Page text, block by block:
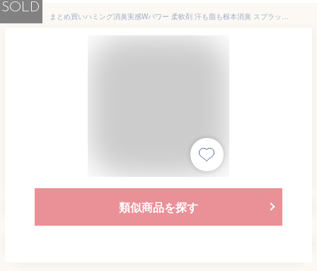
SOLD
まとめ買いハミング消臭実感Wパワー 柔軟剤 汗も脂も根本消臭 スプラッシュシトラスの香り 本体530ml+詰替え1000ml
類似商品を探す